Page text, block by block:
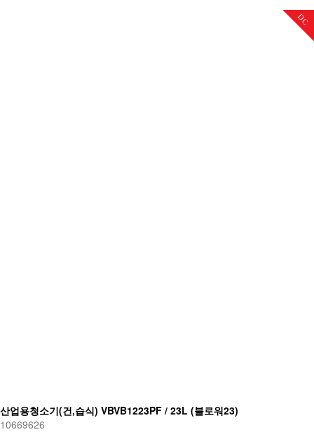
DC
산업용청소기(건,습식) VBVB1223PF / 23L (블로워23)
10669626